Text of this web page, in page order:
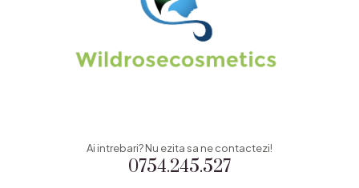
0754.245.527
Ai intrebari? Nu ezita sa ne contactezi!